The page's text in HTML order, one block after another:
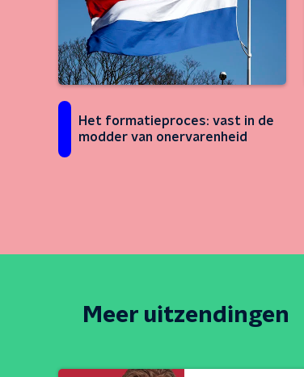
Het formatieproces: vast in de
modder van onervarenheid
Meer uitzendingen